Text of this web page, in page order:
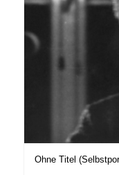
Ohne Titel